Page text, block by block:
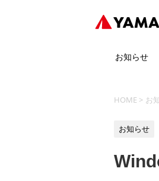
お知らせ
HOME > お
お知らせ